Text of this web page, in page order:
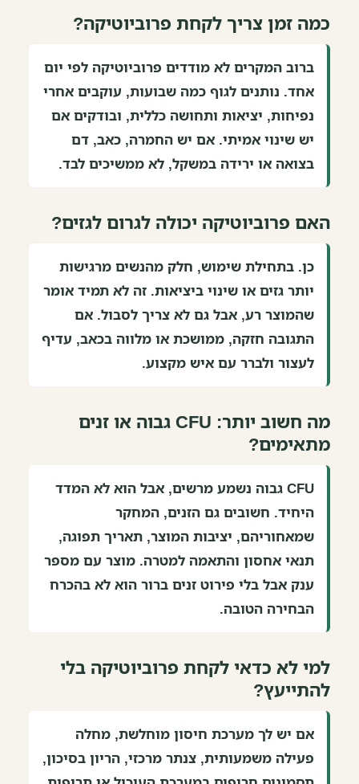
כמה זמן צריך לקחת פרוביוטיקה?
ברוב המקרים לא מודדים פרוביוטיקה לפי יום
אחד. נותנים לגוף כמה שבועות, עוקבים אחרי
נפיחות, יציאות ותחושה כללית, ובודקים אם
יש שינוי אמיתי. אם יש החמרה, כאב, דם
בצואה או ירידה במשקל, לא ממשיכים לבד.
האם פרוביוטיקה יכולה לגרום לגזים?
כן. בתחילת שימוש, חלק מהנשים מרגישות
יותר גזים או שינוי ביציאות. זה לא תמיד אומר
שהמוצר רע, אבל גם לא צריך לסבול. אם
התגובה חזקה, ממושכת או מלווה בכאב, עדיף
לעצור ולברר עם איש מקצוע.
מה חשוב יותר: CFU גבוה או זנים
מתאימים?
CFU גבוה נשמע מרשים, אבל הוא לא המדד
היחיד. חשובים גם הזנים, המחקר
שמאחוריהם, יציבות המוצר, תאריך תפוגה,
תנאי אחסון והתאמה למטרה. מוצר עם מספר
ענק אבל בלי פירוט זנים ברור הוא לא בהכרח
הבחירה הטובה.
למי לא כדאי לקחת פרוביוטיקה בלי
להתייעץ?
אם יש לך מערכת חיסון מוחלשת, מחלה
פעילה משמעותית, צנתר מרכזי, הריון בסיכון,